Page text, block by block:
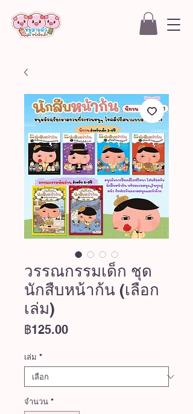
วรรณกรรมเด็ก ชุด
นักสืบหน้าก้น (เลือก
เล่ม)
฿125.00ราคา
เล่ม *
จำนวน *